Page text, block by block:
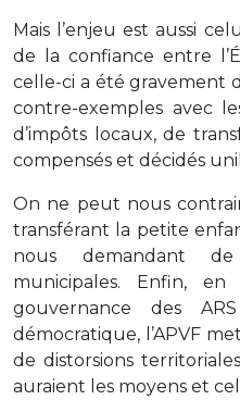
Mais l’enjeu est aussi
de la confiance entre
celle-ci a été gravement
contre-exemples avec
d’impôts locaux, de
compensés et décidés
On ne peut nous
transférant la petite
nous demandant
municipales. Enfin,
gouvernance des
démocratique, l’APVF
de distorsions
auraient les moyens et